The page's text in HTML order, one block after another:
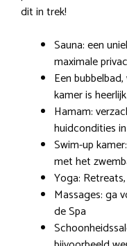
dit in trek!
Sauna: een
maximale
Een
kamer is heerlijk
Hamam:
huidcondities
Swim-up
met het
Yoga:
Massages: ga
de Spa